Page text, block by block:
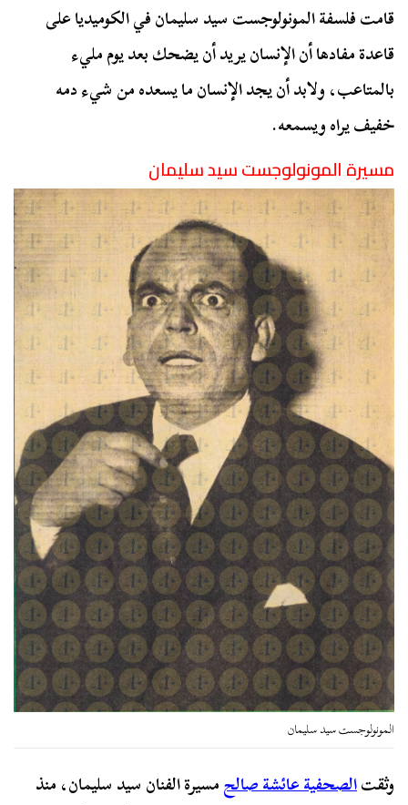
قامت فلسفة المونولوجست سيد سليمان في الكوميديا على
قاعدة مفادها أن الإنسان يريد أن يضحك بعد يوم مليء
بالمتاعب، ولابد أن يجد الإنسان ما يسعده من شيء دمه
خفيف يراه ويسمعه.
مسيرة المونولوجست سيد سليمان
المونولوجست سيد سليمان
وثقتالصحفية عائشة صالحمسيرة الفنان سيد سليمان، منذ